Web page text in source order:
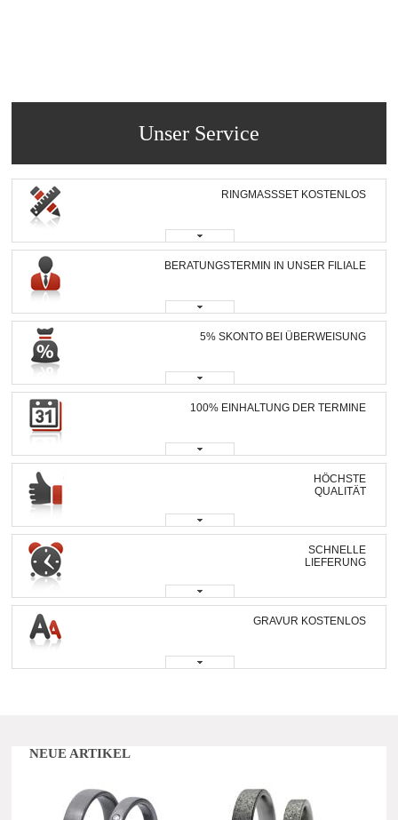
Unser Service
RINGMASSSET KOSTENLOS
BERATUNGSTERMIN IN UNSER FILIALE
5% SKONTO BEI ÜBERWEISUNG
100% EINHALTUNG DER TERMINE
HÖCHSTE
QUALITÄT
SCHNELLE
LIEFERUNG
GRAVUR KOSTENLOS
NEUE ARTIKEL